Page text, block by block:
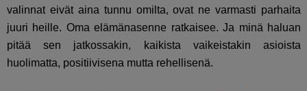
valinnat eivät aina tunnu omilta, ovat ne varmasti parhaita
juuri heille. Oma elämänasenne ratkaisee. Ja minä haluan
pitää sen jatkossakin, kaikista vaikeistakin asioista
huolimatta, positiivisena mutta rehellisenä.